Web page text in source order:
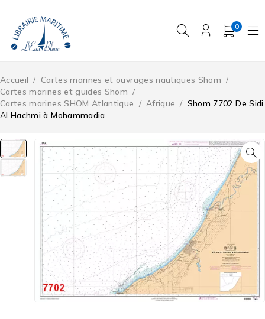
0
Accueil / Cartes marines et ouvrages nautiques Shom /
Cartes marines et guides Shom /
Cartes marines SHOM Atlantique / Afrique / Shom 7702 De Sidi
Al Hachmi à Mohammadia